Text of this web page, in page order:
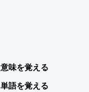
意味を覚える
単語を覚える